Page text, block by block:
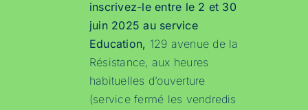
inscrivez-le entre le 2 et 30
juin 2025 au service
Education, 129 avenue de la
Résistance, aux heures
habituelles d’ouverture
(service fermé les vendredis